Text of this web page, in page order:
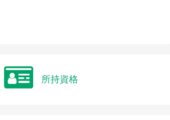
所持資格